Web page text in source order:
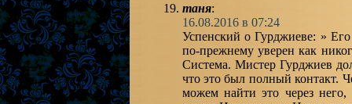
таня:
16.08.2016 в 07:24
Успенский о Гурджиеве: » Его
по-прежнему уверен как
Система. Мистер Гурджиев
что это был полный контакт.
можем найти это через него,